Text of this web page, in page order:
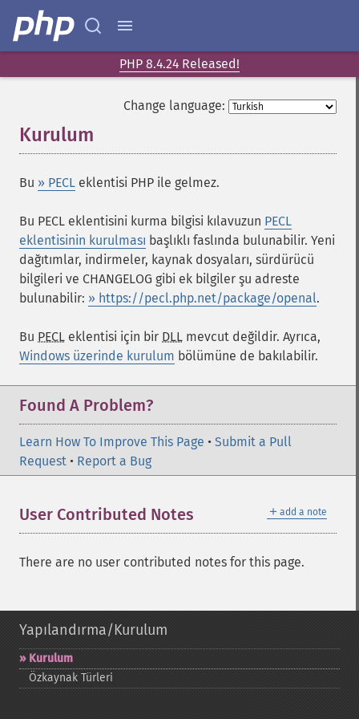
PHP 8.4.24 Released!
Change language:
Kurulum
Bu » PECL eklentisi PHP ile gelmez.
Bu PECL eklentisini kurma bilgisi kılavuzun PECL
eklentisinin kurulması başlıklı faslında bulunabilir. Yeni
dağıtımlar, indirmeler, kaynak dosyaları, sürdürücü
bilgileri ve CHANGELOG gibi ek bilgiler şu adreste
bulunabilir: » https://pecl.php.net/package/openal.
Bu PECL eklentisi için bir DLL mevcut değildir. Ayrıca,
Windows üzerinde kurulum bölümüne de bakılabilir.
Found A Problem?
Learn How To Improve This Page • Submit a Pull
Request • Report a Bug
＋ add a note
User Contributed Notes
There are no user contributed notes for this page.
Yapılandırma/Kurulum
Kurulum
Özkaynak Türleri